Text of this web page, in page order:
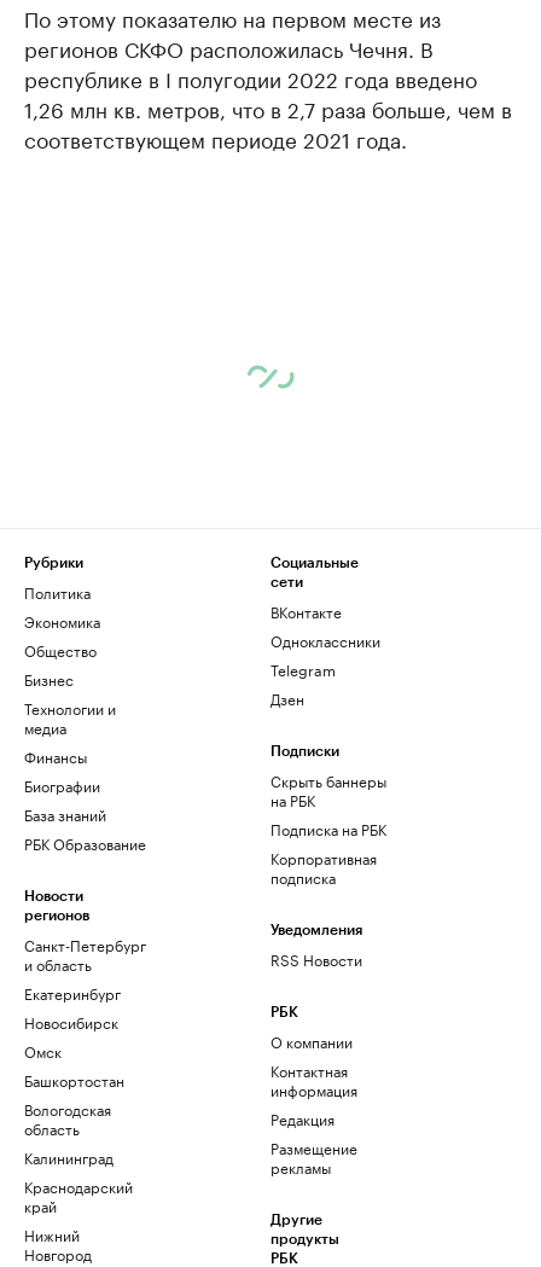
По этому показателю на первом месте из
регионов СКФО расположилась Чечня. В
республике в I полугодии 2022 года введено
1,26 млн кв. метров, что в 2,7 раза больше, чем в
соответствующем периоде 2021 года.
Рубрики
Политика
Экономика
Общество
Бизнес
Технологии и
медиа
Финансы
Биографии
База знаний
РБК Образование
Новости
регионов
Санкт-Петербург
и область
Екатеринбург
Новосибирск
Омск
Башкортостан
Вологодская
область
Калининград
Краснодарский
край
Нижний
Новгород
Социальные
сети
ВКонтакте
Одноклассники
Telegram
Дзен
Подписки
Скрыть баннеры
на РБК
Подписка на РБК
Корпоративная
подписка
Уведомления
RSS Новости
РБК
О компании
Контактная
информация
Редакция
Размещение
рекламы
Другие
продукты
РБК